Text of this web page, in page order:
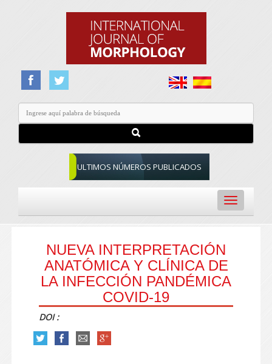
ULTIMOS NÚMEROS PUBLICADOS
Toggle
navigation
NUEVA INTERPRETACIÓN
ANATÓMICA Y CLÍNICA DE
LA INFECCIÓN PANDÉMICA
COVID-19
DOI :